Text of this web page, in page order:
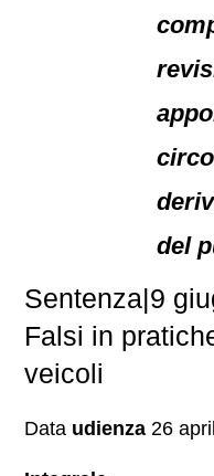
del
Sentenza|9
Falsi in
veicoli
Data udienza 26